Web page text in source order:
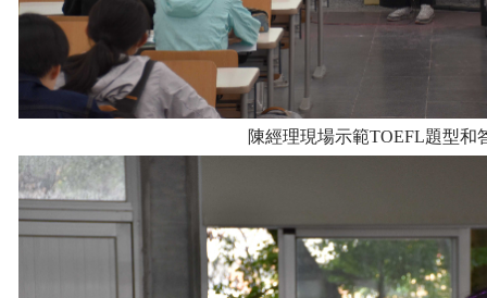
陳經理現場示範TOEFL題型和